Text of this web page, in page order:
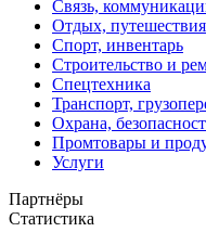
Связь,
Отдых, путешествия
Спорт, инвентарь
Строительство и
Спецтехника
Транспорт,
Охрана,
Промтовары и
Услуги
Партнёры
Статистика